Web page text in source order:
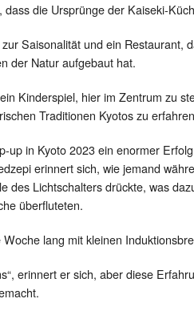
dass die Ursprünge der Kaiseki-
Saisonalität und ein Restaurant,
der Natur aufgebaut hat.
Kinderspiel, hier im Zentrum zu
Traditionen Kyotos zu
up in Kyoto 2023 ein enormer
erinnert sich, wie jemand
des Lichtschalters drückte, was
überfluteten.
lang mit kleinen
erinnert er sich, aber diese